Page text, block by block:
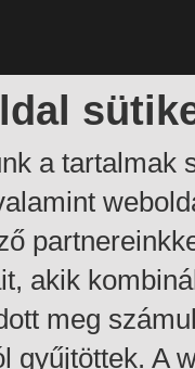
a tartalmak
akik
meg
gyűjtöttek. A